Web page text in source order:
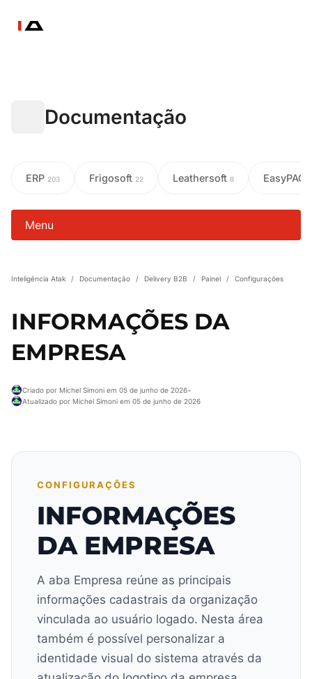
Documentação
ERP 203 Frigosoft 22 Leathersoft 8 EasyPAC
Menu
Inteligência Atak / Documentação / Delivery B2B / Painel / Configurações
INFORMAÇÕES DA
EMPRESA
Criado por Michel Simoni em 05 de junho de 2026•
Atualizado por Michel Simoni em 05 de junho de 2026
CONFIGURAÇÕES
INFORMAÇÕES
DA EMPRESA
A aba Empresa reúne as principais
informações cadastrais da organização
vinculada ao usuário logado. Nesta área
também é possível personalizar a
identidade visual do sistema através da